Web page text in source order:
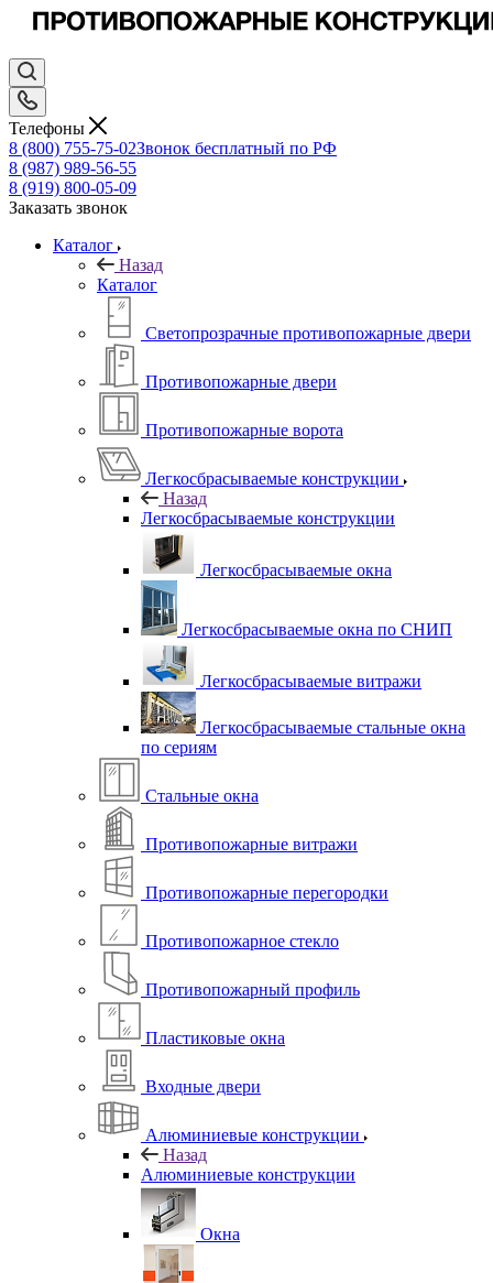
Телефоны
8 (800) 755-75-02Звонок бесплатный по РФ
8 (987) 989-56-55
8 (919) 800-05-09
Заказать звонок
Каталог
Назад
Каталог
Светопрозрачные противопожарные двери
Противопожарные двери
Противопожарные ворота
Легкосбрасываемые конструкции
Назад
Легкосбрасываемые конструкции
Легкосбрасываемые окна
Легкосбрасываемые окна по СНИП
Легкосбрасываемые витражи
Легкосбрасываемые стальные окна
по сериям
Стальные окна
Противопожарные витражи
Противопожарные перегородки
Противопожарное стекло
Противопожарный профиль
Пластиковые окна
Входные двери
Алюминиевые конструкции
Назад
Алюминиевые конструкции
Окна